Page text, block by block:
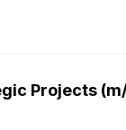
sind gemeinsam
bei unseren
Projects